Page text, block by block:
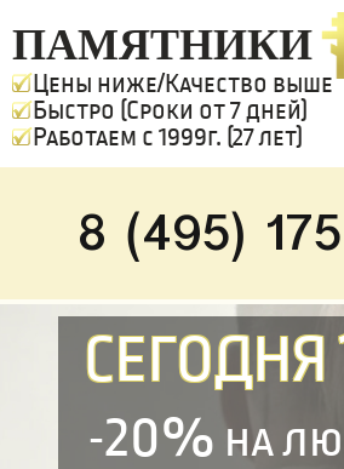
ПАМЯТНИКИ
Цены ниже/Качество выше
Быстро (Сроки от 7 дней)
Работаем с 1999г. (27 лет)
8 (495) 175
СЕГОДНЯ
-20% на